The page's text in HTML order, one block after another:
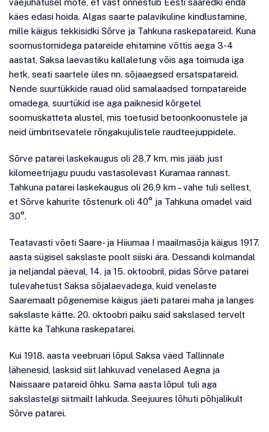
käes edasi hoida. Algas saarte palavikuline kindlustamine,
mille käigus tekkisidki Sõrve ja Tahkuna raskepatareid. Kuna
soomustornidega patareide ehitamine võttis aega 3-4
aastat, Saksa laevastiku kallaletung võis aga toimuda iga
hetk, seati saartele üles nn. sõjaaegsed ersatspatareid.
Nende suurtükkide rauad olid samalaadsed tornpatareide
omadega, suurtükid ise aga paiknesid kõrgetel
soomuskatteta alustel, mis toetusid betoonkoonustele ja
neid ümbritsevatele rõngakujulistele raudteejuppidele.
Sõrve patarei laskekaugus oli 28,7 km, mis jääb just
kilomeetrijagu puudu vastasolevast Kuramaa rannast.
Tahkuna patarei laskekaugus oli 26,9 km – vahe tuli sellest,
et Sõrve kahurite tõstenurk oli 40° ja Tahkuna omadel vaid
30°.
Teatavasti võeti Saare- ja Hiiumaa I maailmasõja käigus 1917.
aasta sügisel sakslaste poolt siiski ära. Dessandi kolmandal
ja neljandal päeval, 14. ja 15. oktoobril, pidas Sõrve patarei
tulevahetust Saksa sõjalaevadega, kuid venelaste
Saaremaalt põgenemise käigus jäeti patarei maha ja langes
sakslaste kätte. 20. oktoobri paiku said sakslased tervelt
kätte ka Tahkuna raskepatarei.
Kui 1918. aasta veebruari lõpul Saksa väed Tallinnale
lähenesid, lasksid siit lahkuvad venelased Aegna ja
Naissaare patareid õhku. Sama aasta lõpul tuli aga
sakslastelgi siitmailt lahkuda. Seejuures lõhuti põhjalikult
Sõrve patarei.